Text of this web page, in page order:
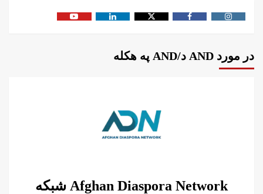
در مورد AND د/AND په هکله
Afghan Diaspora Network شبکه